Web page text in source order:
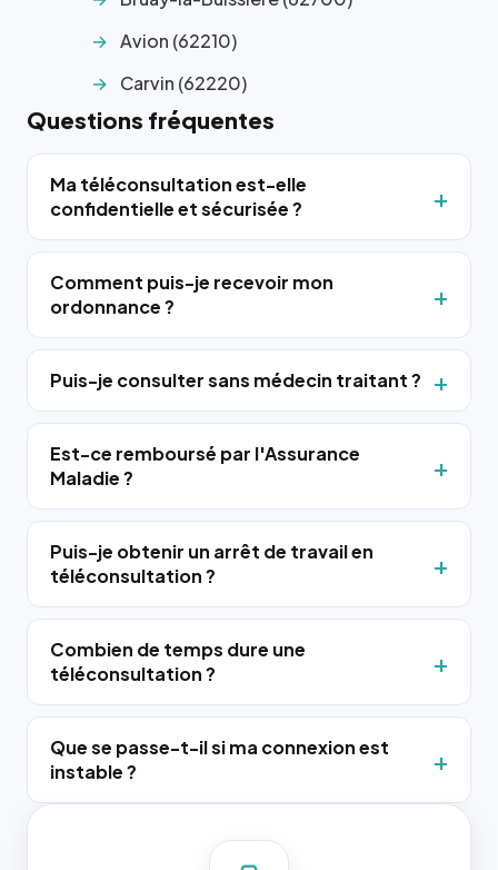
Avion (62210)
Carvin (62220)
Questions fréquentes
Ma téléconsultation est-elle
confidentielle et sécurisée ?
Comment puis-je recevoir mon
ordonnance ?
Puis-je consulter sans médecin traitant ?
Est-ce remboursé par l'Assurance
Maladie ?
Puis-je obtenir un arrêt de travail en
téléconsultation ?
Combien de temps dure une
téléconsultation ?
Que se passe-t-il si ma connexion est
instable ?